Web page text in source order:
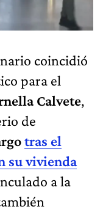
coincidió
para el
Calvete,
de
tras el
su vivienda
a la